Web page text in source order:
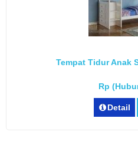
Tempat Tidur Anak
Rp
Detail